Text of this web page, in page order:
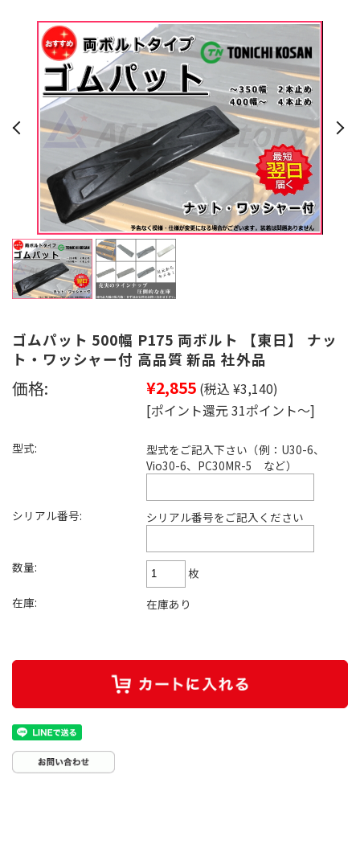
ゴムパット 500幅 P175 両ボルト 【東日】 ナッ
ト・ワッシャー付 高品質 新品 社外品
価格: ¥2,855 (税込 ¥3,140)
[ポイント還元 31ポイント～]
型式:
型式をご記入下さい（例：U30-6、
Vio30-6、PC30MR-5 など）
シリアル番号: シリアル番号をご記入ください
数量:
枚
在庫:
在庫あり